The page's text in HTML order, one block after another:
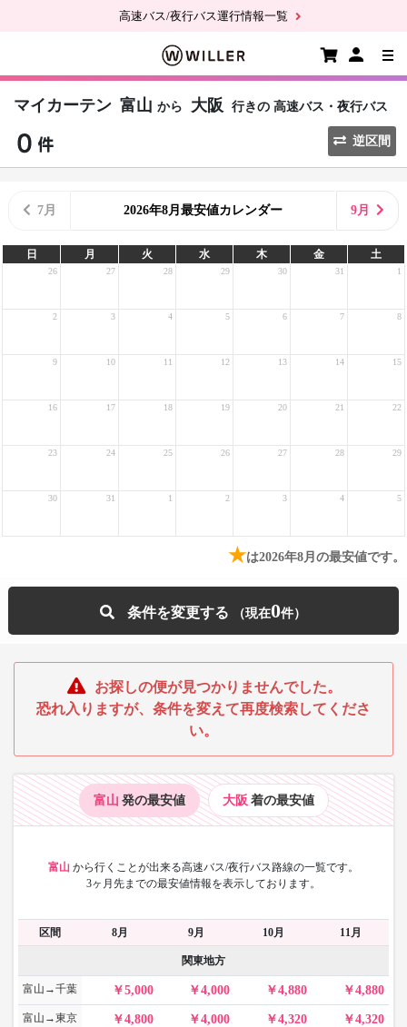
高速バス/夜行バス運行情報一覧
マイカーテン 富山 から 大阪 行きの 高速バス・夜行バス
逆区間
7月 2026年8月最安値カレンダー 9月
日 月 火 水 木 金 土
26 27 28 29 30 31 1
2 3 4 5 6 7 8
9 10 11 12 13 14 15
16 17 18 19 20 21 22
23 24 25 26 27 28 29
30 31 1 2 3 4 5
★は2026年8月の最安値です。
条件を変更する 0
お探しの便が見つかりませんでした。
恐れ入りますが、条件を変えて再度検索してくださ
い。
富山 発の最安値 大阪 着の最安値
富山 から行くことが出来る高速バス/夜行バス路線の一覧です。
3ヶ月先までの最安値情報を表示しております。
区間 8月 9月 10月 11月
関東地方
富山→千葉 5,000 4,000 4,880 4,880
富山→東京 4,800 4,000 4,320 4,320